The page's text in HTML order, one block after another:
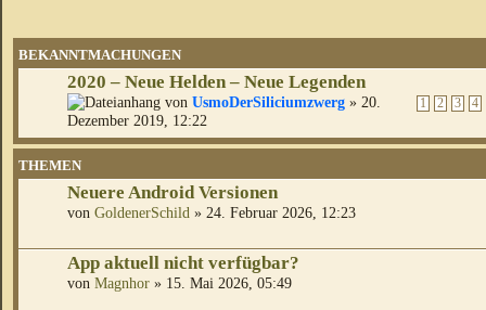
BEKANNTMACHUNGEN
2020 – Neue Helden – Neue Legenden
1 2 3 4
von UsmoDerSiliciumzwerg » 20.
Dezember 2019, 12:22
THEMEN
Neuere Android Versionen
von GoldenerSchild » 24. Februar 2026, 12:23
App aktuell nicht verfügbar?
von Magnhor » 15. Mai 2026, 05:49